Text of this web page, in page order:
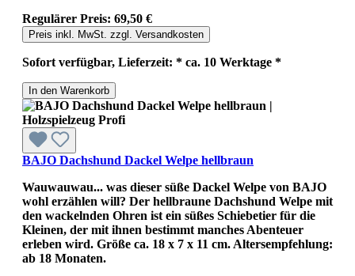
Regulärer Preis: 69,50 €
Preis inkl. MwSt. zzgl. Versandkosten
Sofort verfügbar, Lieferzeit: * ca. 10 Werktage *
In den Warenkorb
BAJO Dachshund Dackel Welpe hellbraun
Wauwauwau... was dieser süße Dackel Welpe von BAJO
wohl erzählen will? Der hellbraune Dachshund Welpe mit
den wackelnden Ohren ist ein süßes Schiebetier für die
Kleinen, der mit ihnen bestimmt manches Abenteuer
erleben wird. Größe ca. 18 x 7 x 11 cm. Altersempfehlung:
ab 18 Monaten.